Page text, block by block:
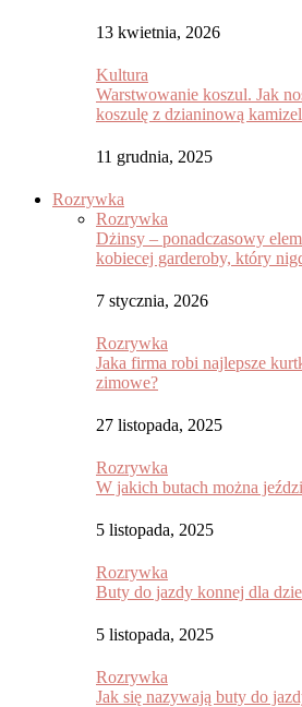
13 kwietnia, 2026
Kultura
Warstwowanie koszul. Jak
koszulę z dzianinową
11 grudnia, 2025
Rozrywka
Rozrywka
Dżinsy – ponadczasowy
kobiecej garderoby, który
7 stycznia, 2026
Rozrywka
Jaka firma robi najlepsze
zimowe?
27 listopada, 2025
Rozrywka
W jakich butach można
5 listopada, 2025
Rozrywka
Buty do jazdy konnej dla
5 listopada, 2025
Rozrywka
Jak się nazywają buty do